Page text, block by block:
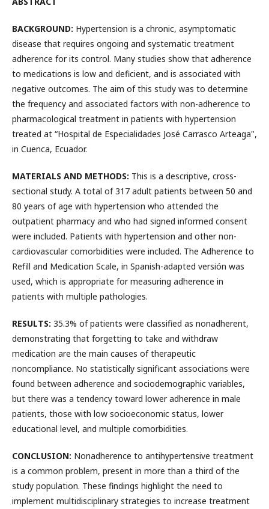
BACKGROUND: Hypertension is a chronic, asymptomatic
disease that requires ongoing and systematic treatment
adherence for its control. Many studies show that adherence
to medications is low and deficient, and is associated with
negative outcomes. The aim of this study was to determine
the frequency and associated factors with non-adherence to
pharmacological treatment in patients with hypertension
treated at “Hospital de Especialidades José Carrasco Arteaga",
in Cuenca, Ecuador.
MATERIALS AND METHODS: This is a descriptive, cross-
sectional study. A total of 317 adult patients between 50 and
80 years of age with hypertension who attended the
outpatient pharmacy and who had signed informed consent
were included. Patients with hypertension and other non-
cardiovascular comorbidities were included. The Adherence to
Refill and Medication Scale, in Spanish-adapted versión was
used, which is appropriate for measuring adherence in
patients with multiple pathologies.
RESULTS: 35.3% of patients were classified as nonadherent,
demonstrating that forgetting to take and withdraw
medication are the main causes of therapeutic
noncompliance. No statistically significant associations were
found between adherence and sociodemographic variables,
but there was a tendency toward lower adherence in male
patients, those with low socioeconomic status, lower
educational level, and multiple comorbidities.
CONCLUSION: Nonadherence to antihypertensive treatment
is a common problem, present in more than a third of the
study population. These findings highlight the need to
implement multidisciplinary strategies to increase treatment